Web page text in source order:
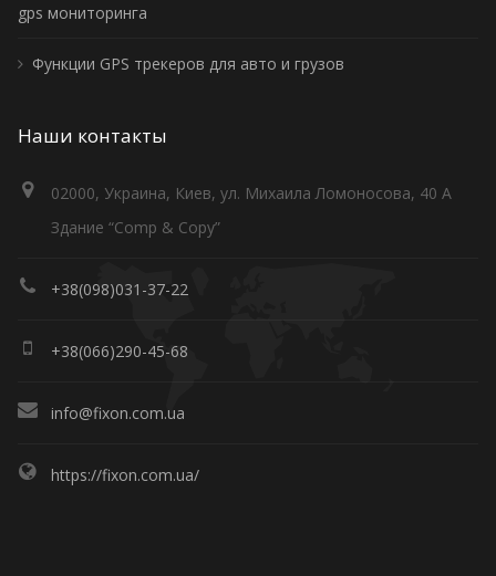
gps мониторинга
Функции GPS трекеров для авто и грузов
Наши контакты
02000, Украина, Киев, ул. Михаила Ломоносова, 40 А
Здание “Comp & Copy”
+38(098)031-37-22
+38(066)290-45-68
info@fixon.com.ua
https://fixon.com.ua/